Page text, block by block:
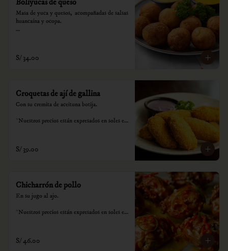
Boliyucas de queso
Masa de yuca y quesos,  acompañadas de salsas
huancaína y ocopa.
consumo.
S/ 34.00
Croquetas de ají de gallina
Con su cremita de aceituna botija.
*Nuestros precios están expresados en soles e
S/ 39.00
Chicharrón de pollo
En su jugo al ajo.
*Nuestros precios están expresados en soles e
S/ 46.00